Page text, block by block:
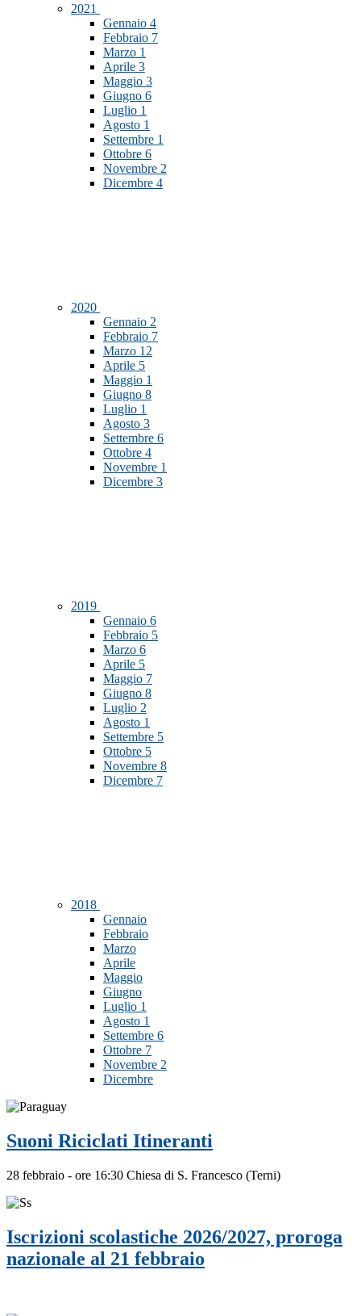
2021
Gennaio 4
Febbraio 7
Marzo 1
Aprile 3
Maggio 3
Giugno 6
Luglio 1
Agosto 1
Settembre 1
Ottobre 6
Novembre 2
Dicembre 4
2020
Gennaio 2
Febbraio 7
Marzo 12
Aprile 5
Maggio 1
Giugno 8
Luglio 1
Agosto 3
Settembre 6
Ottobre 4
Novembre 1
Dicembre 3
2019
Gennaio 6
Febbraio 5
Marzo 6
Aprile 5
Maggio 7
Giugno 8
Luglio 2
Agosto 1
Settembre 5
Ottobre 5
Novembre 8
Dicembre 7
2018
Gennaio
Febbraio
Marzo
Aprile
Maggio
Giugno
Luglio 1
Agosto 1
Settembre 6
Ottobre 7
Novembre 2
Dicembre
Suoni Riciclati Itineranti
28 febbraio - ore 16:30 Chiesa di S. Francesco (Terni)
Iscrizioni scolastiche 2026/2027, proroga
nazionale al 21 febbraio